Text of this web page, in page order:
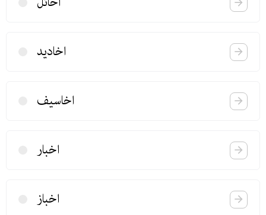
اخادید
اخاسیف
اخبار
اخباز